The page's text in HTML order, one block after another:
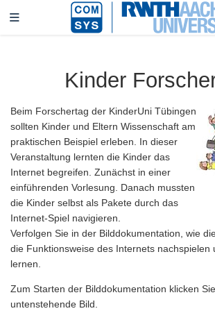
Kinder
Beim Forschertag der KinderUni Tübingen
sollten Kinder und Eltern Wissenschaft am
praktischen Beispiel erleben. In dieser
Veranstaltung lernten die Kinder das
Internet begreifen. Zunächst in einer
einführenden Vorlesung. Danach mussten
die Kinder selbst als Pakete durch das
Internet-Spiel navigieren.
Verfolgen Sie in der Bilddokumentation, wie
die Funktionsweise des Internets nachspielen
lernen.
Zum Starten der Bilddokumentation klicken
untenstehende Bild.